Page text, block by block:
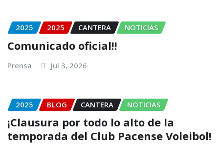
2025 2025 CANTERA NOTICIAS
Comunicado oficial!!
Prensa Jul 3, 2026
2025 BLOG CANTERA NOTICIAS
¡Clausura por todo lo alto de la
temporada del Club Pacense Voleibol!